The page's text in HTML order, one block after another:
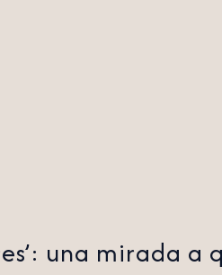
una mirada a